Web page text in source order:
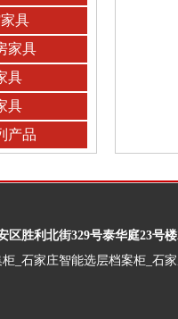
具
家具
具
具
产品
胜利北街329号泰华庭23号
_石家庄智能选层档案柜_石